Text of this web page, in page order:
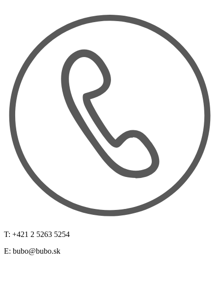
T: +421 2 5263 5254
E: bubo@bubo.sk